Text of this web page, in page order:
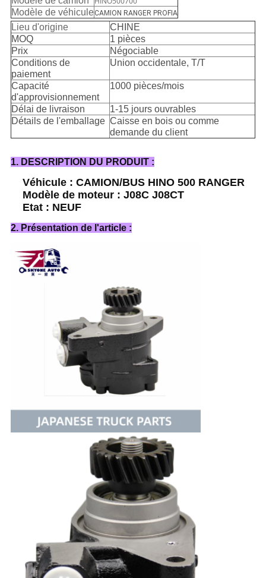
Modèle de véhiculeCAMION RANGER PROFIA
Lieu d'origine
CHINE
MOQ
1 pièces
Prix
Négociable
Conditions de
paiement
Union occidentale, T/T
Capacité
d'approvisionnement
1000 pièces/mois
Délai de livraison
1-15 jours ouvrables
Détails de l'emballage Caisse en bois ou comme
demande du client
1. DESCRIPTION DU PRODUIT :
Véhicule : CAMION/BUS HINO 500 RANGER
Modèle de moteur : J08C J08CT
Etat : NEUF
2. Présentation de l'article :